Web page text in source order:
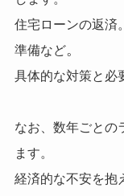
住宅ローンの返済
準備など。
具体的な対策と必
なお、数年ごとの
ます。
経済的な不安を抱